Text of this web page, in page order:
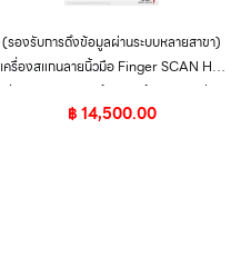
(รองรับการดึงข้อมูลผ่านระบบหลายสาขา)
เครื่องสแกนลายนิ้วมือ Finger SCAN HIP
รุ่น CMiF77S สินค้าของแท้ จาก HIP รับ
ประกันนาน 2 ปี
฿14,500.00